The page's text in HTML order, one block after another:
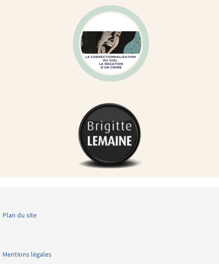
Plan du site
Mentions légales